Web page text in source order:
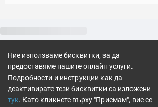
Ние използваме бисквитки, за да
предоставяме нашите онлайн услуги.
Подробности и инструкции как да
деактивирате тези бисквитки са изложени
тук. Като кликнете върху "Приемам", вие се